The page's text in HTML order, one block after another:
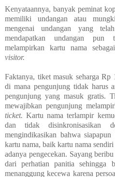
Kenyataannya, banyak peminat
memiliki undangan atau
mengenai undangan yang
mendapatkan undangan pun
melampirkan kartu nama
visitor.
Faktanya, tiket masuk seharga
di mana pengunjung tidak harus
pengunjung yang masuk gratis.
mewajibkan pengunjung
ticket.Kartu nama terlampir
dan tidak disinkronisasikan
mengindikasikan bahwa
kartu nama, baik kartu nama
adanya pengecekan. Sayang
dari perhatian panitia sehingga
menanggung kecewa karena